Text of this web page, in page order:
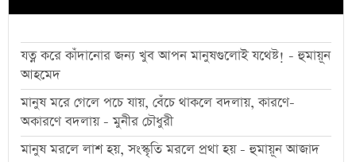
যত্ন করে কাঁদানোর জন্য খুব আপন মানুষগুলোই যথেষ্ট! - হুমায়ূন
আহমেদ
মানুষ মরে গেলে পচে যায়, বেঁচে থাকলে বদলায়, কারণে-
অকারণে বদলায় - মুনীর চৌধুরী
মানুষ মরলে লাশ হয়, সংস্কৃতি মরলে প্রথা হয় - হুমায়ূন আজাদ